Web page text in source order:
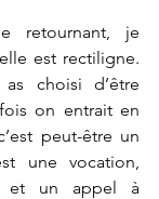
retournant, je
est rectiligne.
choisi d’être
on entrait en
peut-être un
une vocation,
et un appel à